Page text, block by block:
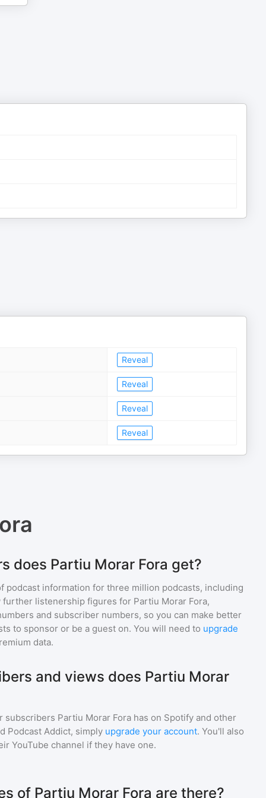
Reveal
Reveal
Reveal
Reveal
does Partiu Morar Fora get?
podcast information for three million podcasts, including
further listenership figures for Partiu Morar Fora,
and subscriber numbers, so you can make better
to sponsor or be a guest on. You will need to upgrade
data.
and views does Partiu Morar
subscribers Partiu Morar Fora has on Spotify and other
Podcast Addict, simply upgrade your account. You'll also
YouTube channel if they have one.
of Partiu Morar Fora are there?